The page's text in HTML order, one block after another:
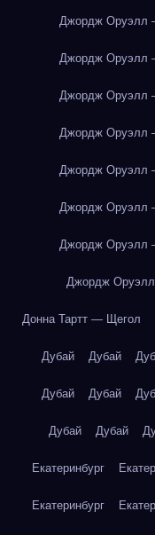
Джордж Оруэлл
Джордж Оруэлл
Джордж Оруэлл
Джордж Оруэлл
Джордж Оруэлл
Джордж Оруэлл
Джордж Оруэлл
Джордж
Донна Тартт — Щегол
Дубай Дубай
Дубай Дубай
Дубай Дубай
Екатеринбург
Екатеринбург